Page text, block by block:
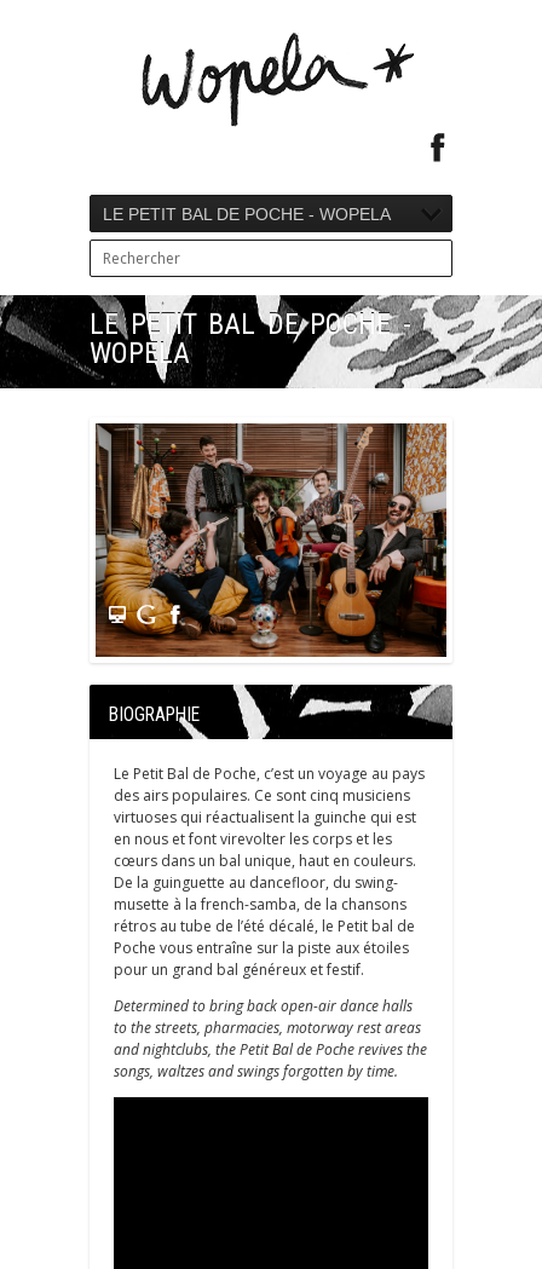
LE PETIT BAL DE POCHE - WOPELA
LE PETIT BAL DE POCHE -
WOPELA
BIOGRAPHIE
Le Petit Bal de Poche, c’est un voyage au pays
des airs populaires. Ce sont cinq musiciens
virtuoses qui réactualisent la guinche qui est
en nous et font virevolter les corps et les
cœurs dans un bal unique, haut en couleurs.
De la guinguette au dancefloor, du swing-
musette à la french-samba, de la chansons
rétros au tube de l’été décalé, le Petit bal de
Poche vous entraîne sur la piste aux étoiles
pour un grand bal généreux et festif.
Determined to bring back open-air dance halls
to the streets, pharmacies, motorway rest areas
and nightclubs, the Petit Bal de Poche revives the
songs, waltzes and swings forgotten by time.